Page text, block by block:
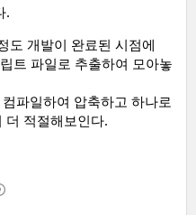
.
도 개발이 완료된 시점에
트 파일로 추출하여 모아놓
파일하여 압축하고 하나로
더 적절해보인다.